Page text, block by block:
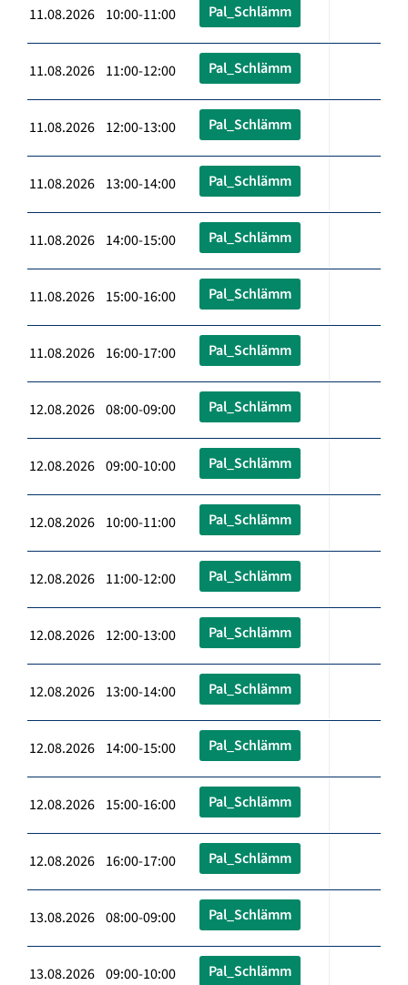
11.08.2026 10:00-11:00 Pal_Schlämm
11.08.2026 11:00-12:00 Pal_Schlämm
11.08.2026 12:00-13:00 Pal_Schlämm
11.08.2026 13:00-14:00 Pal_Schlämm
11.08.2026 14:00-15:00 Pal_Schlämm
11.08.2026 15:00-16:00 Pal_Schlämm
11.08.2026 16:00-17:00 Pal_Schlämm
12.08.2026 08:00-09:00 Pal_Schlämm
12.08.2026 09:00-10:00 Pal_Schlämm
12.08.2026 10:00-11:00 Pal_Schlämm
12.08.2026 11:00-12:00 Pal_Schlämm
12.08.2026 12:00-13:00 Pal_Schlämm
12.08.2026 13:00-14:00 Pal_Schlämm
12.08.2026 14:00-15:00 Pal_Schlämm
12.08.2026 15:00-16:00 Pal_Schlämm
12.08.2026 16:00-17:00 Pal_Schlämm
13.08.2026 08:00-09:00 Pal_Schlämm
13.08.2026 09:00-10:00 Pal_Schlämm